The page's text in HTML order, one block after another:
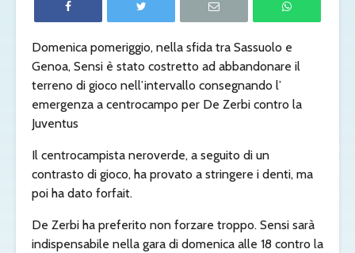
Domenica pomeriggio, nella sfida tra Sassuolo e
Genoa, Sensi è stato costretto ad abbandonare il
terreno di gioco nell’intervallo consegnando l’
emergenza a centrocampo per De Zerbi contro la
Juventus
Il centrocampista neroverde, a seguito di un
contrasto di gioco, ha provato a stringere i denti, ma
poi ha dato forfait.
De Zerbi ha preferito non forzare troppo. Sensi sarà
indispensabile nella gara di domenica alle 18 contro la